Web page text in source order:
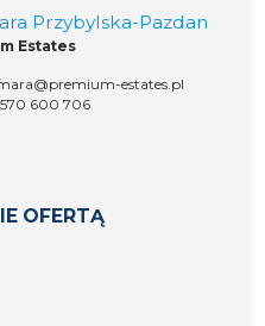
Przybylska-Pazdan
Estates
estates.pl
600 706
OFERTĄ